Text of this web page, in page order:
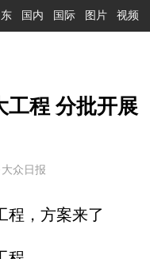
国内 国际 图片 视频
工程 分批开展
众日报
，方案来了